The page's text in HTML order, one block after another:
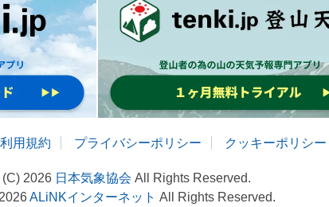
利用規約 プライバシーポリシー クッキーポリシー
2026 日本気象協会 All Rights Reserved.
ALiNKインターネット All Rights Reserved.